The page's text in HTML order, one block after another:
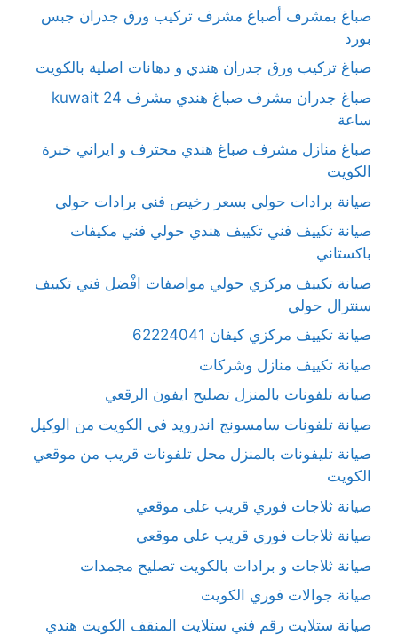
صباغ بمشرف أصباغ مشرف تركيب ورق جدران جبس
بورد
صباغ تركيب ورق جدران هندي و دهانات اصلية بالكويت
صباغ جدران مشرف صباغ هندي مشرف kuwait 24
ساعة
صباغ منازل مشرف صباغ هندي محترف و ايراني خبرة
الكويت
صيانة برادات حولي بسعر رخيص فني برادات حولي
صيانة تكييف فني تكييف هندي حولي فني مكيفات
باكستاني
صيانة تكييف مركزي حولي مواصفات افْضل فني تكييف
سنترال حولي
صيانة تكييف مركزي كيفان 62224041
صيانة تكييف منازل وشركات
صيانة تلفونات بالمنزل تصليح ايفون الرقعي
صيانة تلفونات سامسونج اندرويد في الكويت من الوكيل
صيانة تليفونات بالمنزل محل تلفونات قريب من موقعي
الكويت
صيانة ثلاجات فوري قريب على موقعي
صيانة ثلاجات فوري قريب على موقعي
صيانة ثلاجات و برادات بالكويت تصليح مجمدات
صيانة جوالات فوري الكويت
صيانة ستلايت رقم فني ستلايت المنقف الكويت هندي